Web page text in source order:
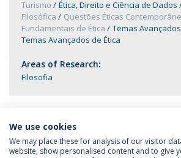
Turismo
Ética, Direito e Ciência de Dados
Filosófica
Questões Éticas
Fundamentais de Ética
Temas
Temas Avançados de Ética
Areas of Research:
Filosofia
We use cookies
We may place these for analysis of our visitor
website, show personalised content and to give